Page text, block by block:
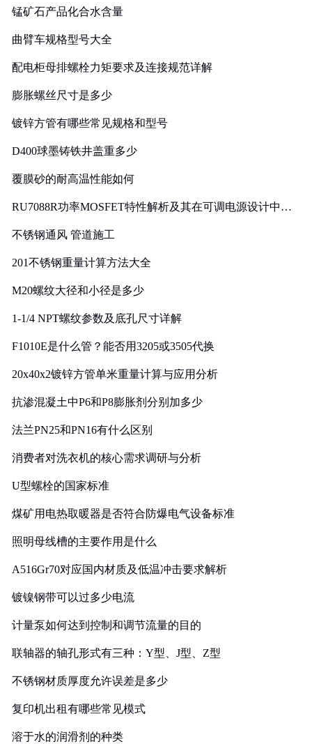
锰矿石产品化合水含量
曲臂车规格型号大全
配电柜母排螺栓力矩要求及连接规范详解
膨胀螺丝尺寸是多少
镀锌方管有哪些常见规格和型号
D400球墨铸铁井盖重多少
覆膜砂的耐高温性能如何
RU7088R功率MOSFET特性解析及其在可调电源设计中的
不锈钢通风 管道施工
201不锈钢重量计算方法大全
M20螺纹大径和小径是多少
1-1/4 NPT螺纹参数及底孔尺寸详解
F1010E是什么管？能否用3205或3505代换
20x40x2镀锌方管单米重量计算与应用分析
抗渗混凝土中P6和P8膨胀剂分别加多少
法兰PN25和PN16有什么区别
消费者对洗衣机的核心需求调研与分析
U型螺栓的国家标准
煤矿用电热取暖器是否符合防爆电气设备标准
照明母线槽的主要作用是什么
A516Gr70对应国内材质及低温冲击要求解析
镀镍钢带可以过多少电流
计量泵如何达到控制和调节流量的目的
联轴器的轴孔形式有三种：Y型、J型、Z型
不锈钢材质厚度允许误差是多少
复印机出租有哪些常见模式
溶于水的润滑剂的种类